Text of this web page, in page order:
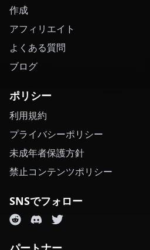
作成
アフィリエイト
よくある質問
ブログ
ポリシー
利用規約
プライバシーポリシー
未成年者保護方針
禁止コンテンツポリシー
SNSでフォロー